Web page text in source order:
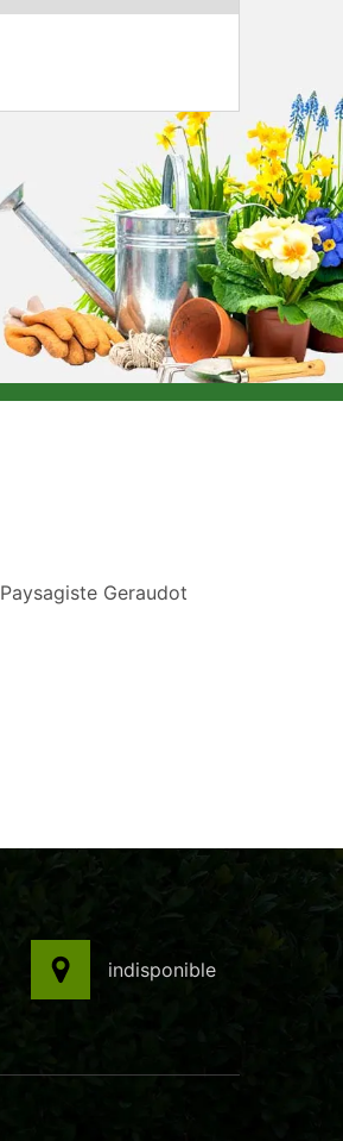
Paysagiste Geraudot
indisponible